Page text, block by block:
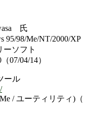
氏
95/98/Me/NT/2000/XP
ーソフト
07/04/14）
ール
/ ユーティリティ)